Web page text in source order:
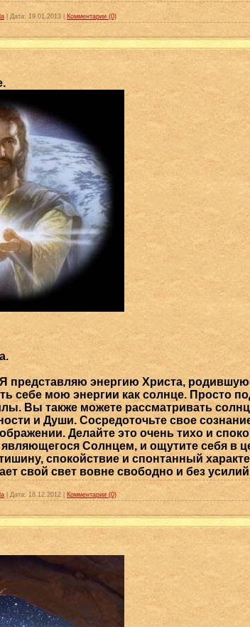
Дата: 19.01.2013 Комментарии (0)
представляю энергию Христа,
себе мою энергии как солнце. Просто
Вы также можете рассматривать
и Души. Сосредоточьте свое
Делайте это очень тихо и
являющегося Солнцем, и ощутите себя в
спокойствие и спонтанный
свой свет вовне свободно и без
Дата: 18.12.2012 Комментарии (0)